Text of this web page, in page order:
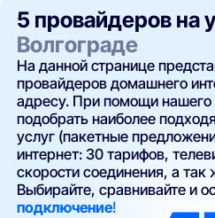
5 провайдеров на
Волгограде
На данной странице
провайдеров домашнего
адресу. При помощи
подобрать наиболее
услуг (пакетные
интернет: 30 тарифов,
скорости соединения, а так
Выбирайте, сравнивайте и
подключение!